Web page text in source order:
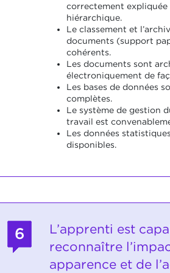
correctement expliquée
hiérarchique.
Le classement et
documents (support
cohérents.
Les documents sont
électroniquement de
Les bases de données
complètes.
Le système de gestion
travail est
Les données
disponibles.
6
L’apprenti est
reconnaître
apparence et de